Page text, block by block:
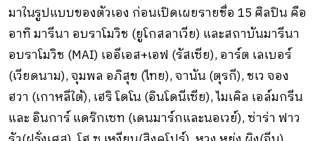
มาในรูปแบบของตัวเอง ก่อนเปิดเผยรายชื่อ 15 ศิลปิน คือ
อาทิ มารีนา อบราโมวิช (ยูโกสลาเวีย) และสถาบันมารีนา
อบราโมวิช (MAI) เออีเอส+เอฟ (รัสเซีย), อาร์ต เลเบอร์
(เวียดนาม), จุมพล อภิสุข (ไทย), จานัน (ตุรกี), ชเว จอง
ฮวา (เกาหลีใต้), เฮริ โดโน (อินโดนีเซีย), ไมเคิล เอล์มกรีน
และ อินการ์ แดร๊กเซท (เดนมาร์กและนอเวย์), ซ่าร่า ฟาว